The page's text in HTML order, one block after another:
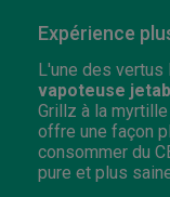
Expérience
L'une des vertus
vapoteuse
Grillz à la
offre une façon
consommer du
pure et plus